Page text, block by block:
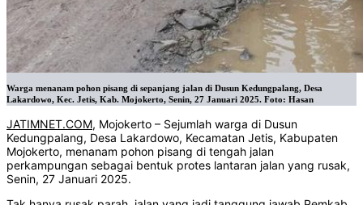
Warga menanam pohon pisang di sepanjang jalan di Dusun Kedungpalang, Desa
Lakardowo, Kec. Jetis, Kab. Mojokerto, Senin, 27 Januari 2025. Foto: Hasan
JATIMNET.COM, Mojokerto – Sejumlah warga di Dusun
Kedungpalang, Desa Lakardowo, Kecamatan Jetis, Kabupaten
Mojokerto, menanam pohon pisang di tengah jalan
perkampungan sebagai bentuk protes lantaran jalan yang rusak,
Senin, 27 Januari 2025.